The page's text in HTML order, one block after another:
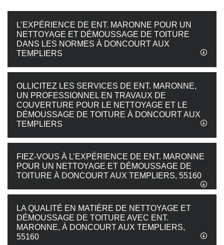
L’EXPÉRIENCE DE ENT. MARONNE POUR UN
NETTOYAGE ET DÉMOUSSAGE DE TOITURE
DANS LES NORMES À DONCOURT AUX
TEMPLIERS
OLLICITEZ LES SERVICES DE ENT. MARONNE,
UN PROFESSIONNEL EN TRAVAUX DE
COUVERTURE POUR LE NETTOYAGE ET LE
DÉMOUSSAGE DE TOITURE À DONCOURT AUX
TEMPLIERS
FIEZ-VOUS À L’EXPÉRIENCE DE ENT. MARONNE
POUR UN NETTOYAGE ET DÉMOUSSAGE DE
TOITURE À DONCOURT AUX TEMPLIERS, 55160
LA QUALITÉ EN MATIÈRE DE NETTOYAGE ET
DÉMOUSSAGE DE TOITURE AVEC ENT.
MARONNE, À DONCOURT AUX TEMPLIERS,
55160